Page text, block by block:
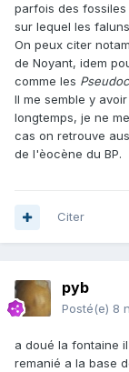
parfois des
sur lequel les
On peux citer
de Noyant, idem
comme les
Il me semble y
longtemps, je ne
cas on retrouve
de l'èocène du BP.
Citer
pyb
Posté(e) 8
a doué la fontaine
remanié a la base